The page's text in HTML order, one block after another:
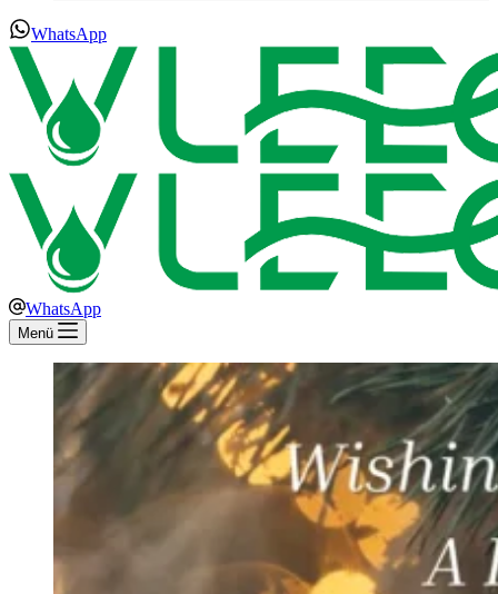
WhatsApp
WhatsApp
Menü